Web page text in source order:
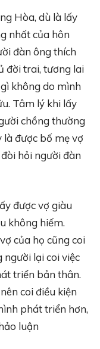
Hòa, dù là lấy
nhất của hôn
đàn ông thích
đời trai, tương lai
không do mình
Tâm lý khi lấy
chồng thường
là được bố mẹ vợ
hỏi người đàn
được vợ giàu
không hiếm.
của họ cũng coi
người lại coi việc
triển bản thân.
coi điều kiện
phát triển hơn,
luận